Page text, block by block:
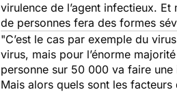
virulence de l’agent infectieux.
de personnes fera des formes
"C’est le cas par exemple du
virus, mais pour l’énorme
personne sur 50 000 va faire
Mais alors quels sont les